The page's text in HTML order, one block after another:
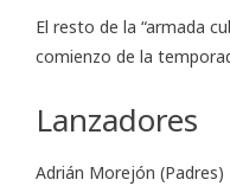
El resto de la “armada
comienzo de la
Lanzadores
Adrián Morejón (Padres)